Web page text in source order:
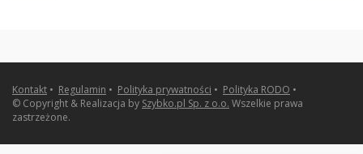
Kontakt • Regulamin • Polityka prywatności • Polityka RODO •
© Copyright & Realizacja by Szybko.pl Sp. z o.o. Wszelkie prawa
zastrzeżone.